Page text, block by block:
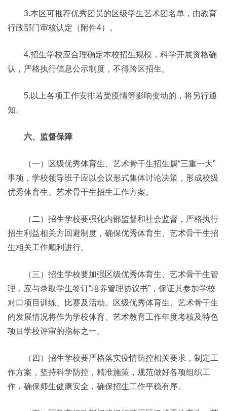
3.本区可推荐优秀团员的区级学生艺术团名单，由教育
行政部门审核认定（附件4）。
4.招生学校应合理确定本校招生规模，科学开展资格确
认，严格执行信息公示制度，不得跨区招生。
5.以上各项工作安排若受疫情等影响变动的，将另行通
知。
六、监督保障
（一）区级优秀体育生、艺术骨干生招生属“三重一大”
事项，学校领导班子应以会议形式集体讨论决策，形成校级
优秀体育生、艺术骨干生招生工作方案。
（二）招生学校要强化内部监督和社会监督，严格执行
招生利益相关方回避制度，确保优秀体育生、艺术骨干生招
生相关工作顺利进行。
（三）招生学校要加强区级优秀体育生、艺术骨干生管
理，应与录取学生签订“培养管理协议书”，保证其参加学校
对口项目训练、比赛及活动。区级优秀体育生、艺术骨干生
的发展情况将作为学校体育、艺术教育工作年度考核及特色
项目学校评审的指标之一。
（四）招生学校要严格落实疫情防控相关要求，制定工
作方案，坚持科学防控，精准施策，规范做好各项组织工
作，确保师生健康安全，确保招生工作平稳有序。